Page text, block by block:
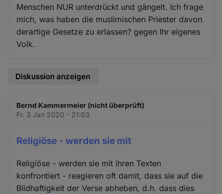
Menschen NUR unterdrückt und gängelt. Ich frage
mich, was haben die muslimischen Priester davon
derartige Gesetze zu erlassen? gegen Ihr eigenes
Volk.
Diskussion anzeigen
Bernd Kammermeier (nicht überprüft)
Fr. 3 Jan 2020 - 21:03
Religiöse - werden sie mit
Religiöse - werden sie mit ihren Texten
konfrontiert - reagieren oft damit, dass sie auf die
Bildhaftigkeit der Verse abheben, d.h. dass dies